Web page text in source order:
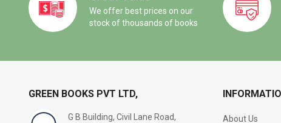
We offer best prices on our
stock of thousands of books
GREEN BOOKS PVT LTD,
G B Building, Civil Lane Road, About Us